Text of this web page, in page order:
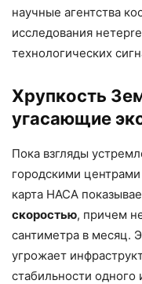
научные агентства
исследования
технологических
Хрупкость
угасающие
Пока взгляды
городскими центрами
карта НАСА
скоростью, причем
сантиметра в месяц.
угрожает
стабильности